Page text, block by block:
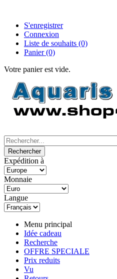
S'enregistrer
Connexion
Liste de souhaits (0)
Panier (0)
Votre panier est vide.
Expédition à
Monnaie
Langue
Menu principal
Idée cadeau
Recherche
OFFRE SPECIALE
Prix reduits
Vu